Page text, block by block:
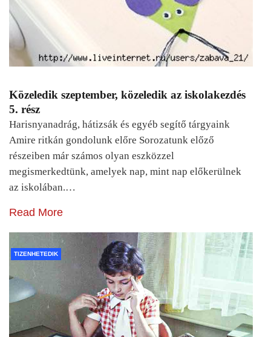
Közeledik szeptember, közeledik az iskolakezdés
5. rész
Harisnyanadrág, hátizsák és egyéb segítő tárgyaink
Amire ritkán gondolunk előre Sorozatunk előző
részeiben már számos olyan eszközzel
megismerkedtünk, amelyek nap, mint nap előkerülnek
az iskolában.…
Read More
TIZENHETEDIK